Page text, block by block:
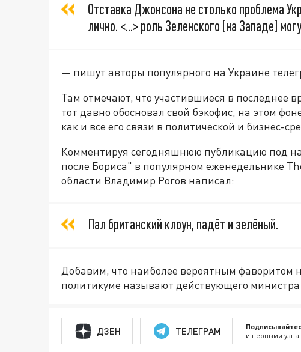
Отставка Джонсона не столько проблема
лично. <...> роль Зеленского [на Западе]
— пишут авторы популярного на Украине
Там отмечают, что участившиеся в последнее
тот давно обосновал свой бэкофис, на этом
как и все его связи в политической и бизнес-
Комментируя сегодняшнюю публикацию под
после Бориса" в популярном еженедельнике
области Владимир Рогов написал:
Пал британский клоун, падёт и зелёный.
Добавим, что наиболее вероятным фаворитом
политикуме называют действующего
ДЗЕН ТЕЛЕГРАМ и первыми